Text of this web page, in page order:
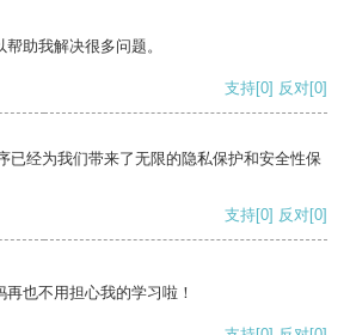
助我解决很多问题。
支持[0] 反对[0]
已经为我们带来了无限的隐私保护和安全性保
支持[0] 反对[0]
也不用担心我的学习啦！